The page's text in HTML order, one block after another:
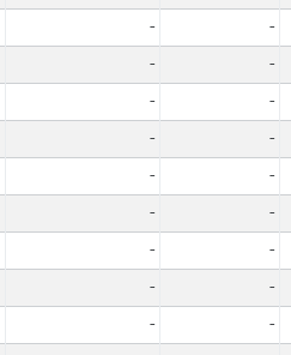
- -
- -
- -
- -
- -
- -
- -
- -
- -